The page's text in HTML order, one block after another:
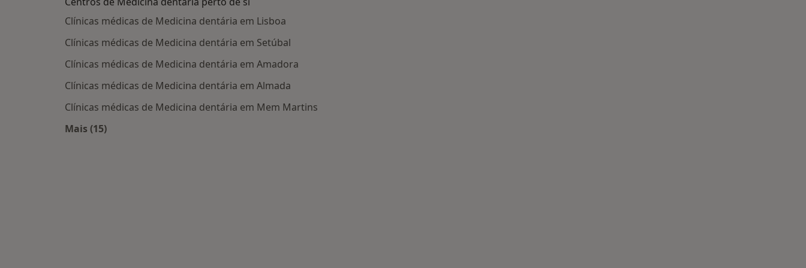
Clínicas médicas de Medicina dentária em Lisboa
Clínicas médicas de Medicina dentária em Setúbal
Clínicas médicas de Medicina dentária em Amadora
Clínicas médicas de Medicina dentária em Almada
Clínicas médicas de Medicina dentária em Mem Martins
Mais (15)